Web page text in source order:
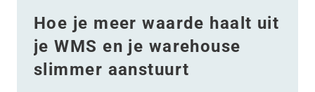
Hoe je meer waarde haalt uit
je WMS en je warehouse
slimmer aanstuurt